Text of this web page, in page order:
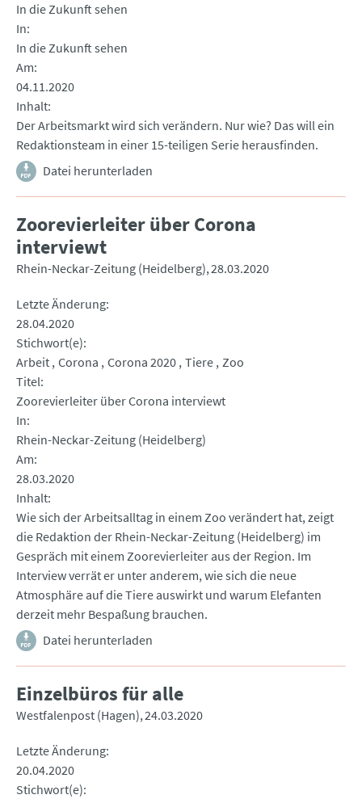
In die Zukunft sehen
In
In die Zukunft sehen
Am
04.11.2020
Inhalt
Der Arbeitsmarkt wird sich verändern. Nur wie? Das will ein
Redaktionsteam in einer 15-teiligen Serie herausfinden.
Datei herunterladen
Zoorevierleiter über Corona
interviewt
Rhein-Neckar-Zeitung (Heidelberg) 28.03.2020
Letzte Änderung
28.04.2020
Stichwort(e)
Arbeit Corona Corona 2020 Tiere Zoo
Titel
Zoorevierleiter über Corona interviewt
In
Rhein-Neckar-Zeitung (Heidelberg)
Am
28.03.2020
Inhalt
Wie sich der Arbeitsalltag in einem Zoo verändert hat, zeigt
die Redaktion der Rhein-Neckar-Zeitung (Heidelberg) im
Gespräch mit einem Zoorevierleiter aus der Region. Im
Interview verrät er unter anderem, wie sich die neue
Atmosphäre auf die Tiere auswirkt und warum Elefanten
derzeit mehr Bespaßung brauchen.
Datei herunterladen
Einzelbüros für alle
Westfalenpost (Hagen) 24.03.2020
Letzte Änderung
20.04.2020
Stichwort(e)